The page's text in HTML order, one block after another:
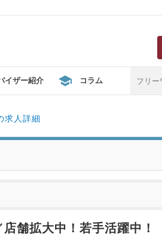
イザー紹介 コラム
人詳細
舗拡大中！若手活躍中！